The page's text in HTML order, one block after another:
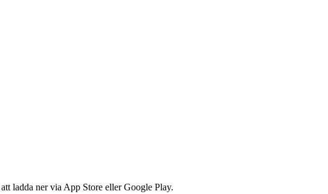
ladda ner via App Store eller Google Play.